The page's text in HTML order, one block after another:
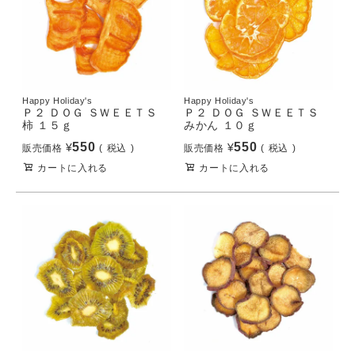
Happy Holiday's
Ｐ２ ＤＯＧ ＳＷＥＥＴＳ
柿 １５ｇ
販売価格 ¥550
税込
カートに入れる
Happy Holiday's
Ｐ２ ＤＯＧ ＳＷＥＥＴＳ
みかん １０ｇ
販売価格 ¥550
税込
カートに入れる